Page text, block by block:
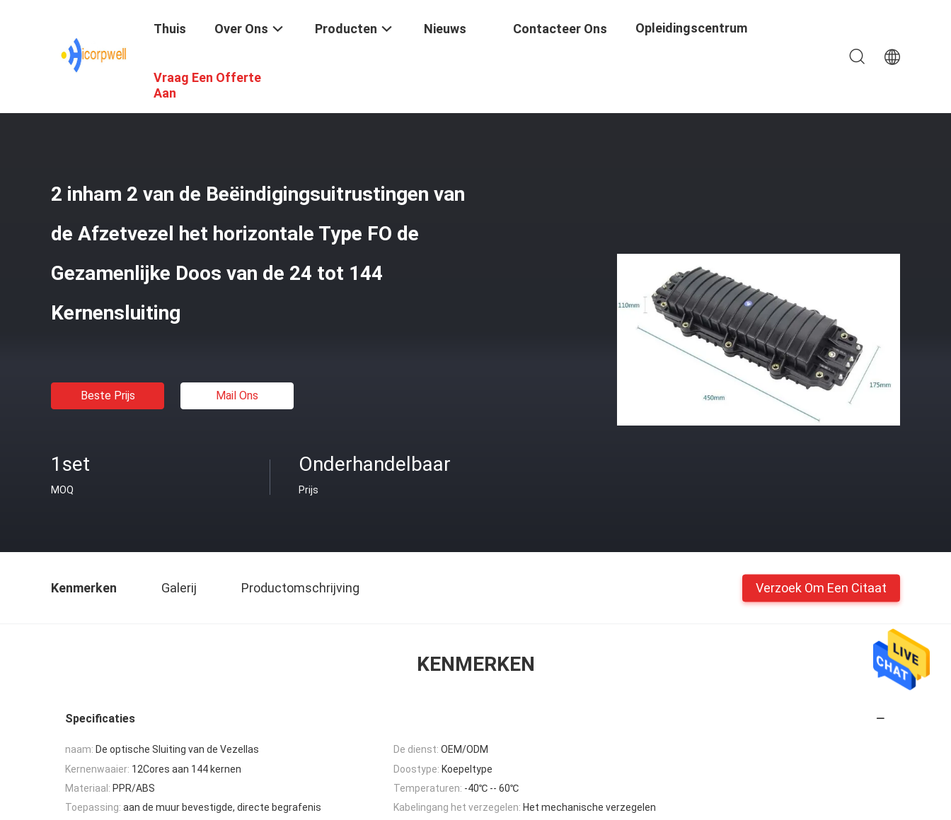
Thuis Over Ons Producten Nieuws Contacteer Ons Opleidingscentrum
Vraag Een Offerte
Aan
De Uitrustingen Van De Vezelbeëindiging
2 inham 2 van de Beëindigingsuitrustingen van
de Afzetvezel het horizontale Type FO de
Gezamenlijke Doos van de 24 tot 144
Kernensluiting
Beste Prijs Mail Ons
1set
MOQ
Onderhandelbaar
Prijs
Kenmerken Galerij Productomschrijving Verzoek Om Een Citaat
KENMERKEN
Specificaties
naam: De optische Sluiting van de Vezellas De dienst: OEM/ODM
Kernenwaaier: 12Cores aan 144 kernen Doostype: Koepeltype
Materiaal: PPR/ABS Temperaturen: -40℃ -- 60℃
Toepassing: aan de muur bevestigde, directe begrafenis Kabelingang het verzegelen: Het mechanische verzegelen